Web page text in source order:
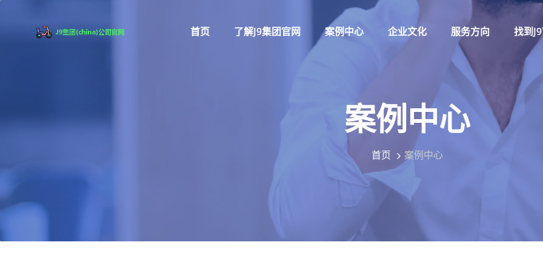
首页 了解J9集团官网 案例中心 企业文化 服务方向 找到
案例中心
首页 案例中心